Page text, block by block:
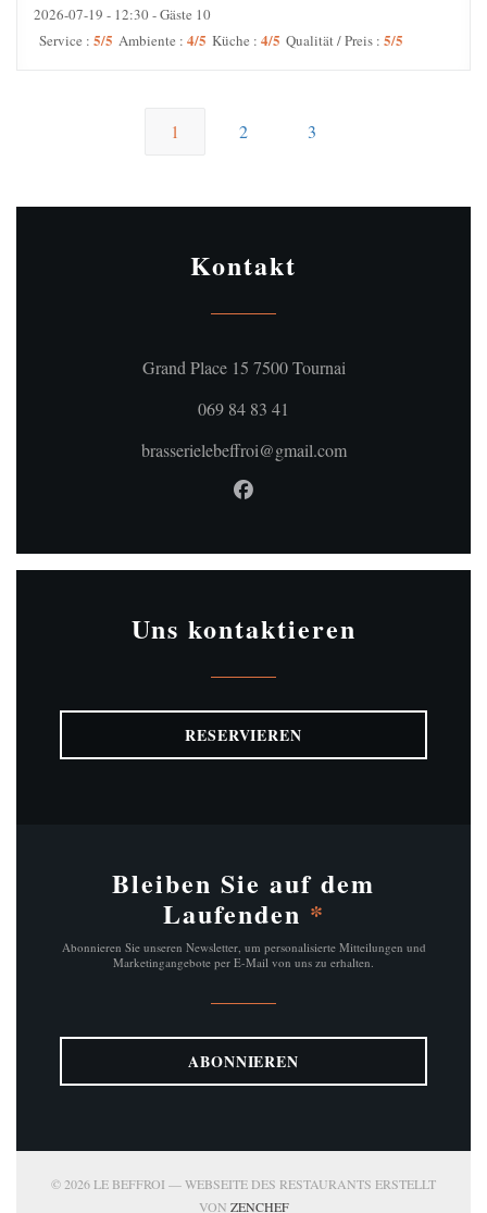
2026-07-19 - 12:30 - Gäste 10
Service : 5/5 Ambiente : 4/5 Küche : 4/5 Qualität / Preis : 5/5
1 2 3
Kontakt
Grand Place 15 7500 Tournai((öffnet ein neues
069 84 83 41
brasserielebeffroi@gmail.com
Facebook ((öffnet ein neues
Uns kontaktieren
RESERVIEREN
Bleiben Sie auf dem
Laufenden *
Abonnieren Sie unseren Newsletter, um personalisierte Mitteilungen und
Marketingangebote per E-Mail von uns zu erhalten.
ABONNIEREN
© 2026 LE BEFFROI — WEBSEITE DES RESTAURANTS ERSTELLT
VON ZENCHEF((ÖFFNET EIN NEUES FENSTER))